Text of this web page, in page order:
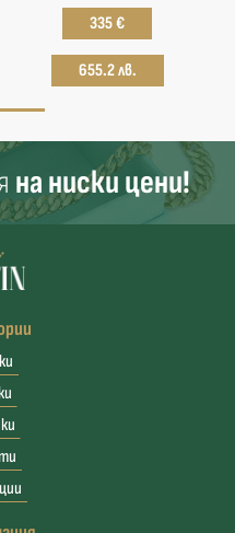
335 €
655.2 лв.
на ниски цени!